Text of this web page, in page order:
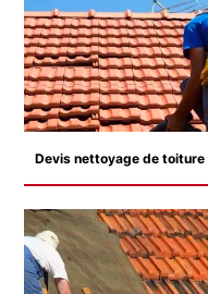
Devis nettoyage de toiture